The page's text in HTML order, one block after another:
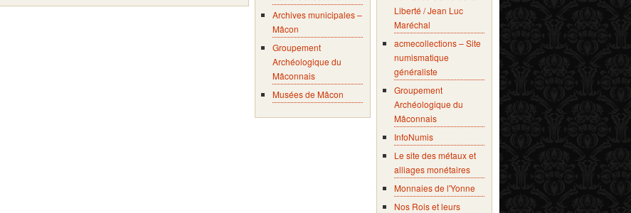
Archives municipales –
Mâcon
Groupement
Archéologique du
Mâconnais
Musées de Mâcon
Liberté / Jean Luc
Maréchal
acmecollections – Site
numismatique
généraliste
Groupement
Archéologique du
Mâconnais
InfoNumis
Le site des métaux et
alliages monétaires
Monnaies de l'Yonne
Nos Rois et leurs